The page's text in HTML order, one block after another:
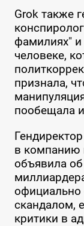
Grok также
фамилиях"
человеке,
признала,
пообещала
в компанию
объявила об
официально
скандалом,
критики в